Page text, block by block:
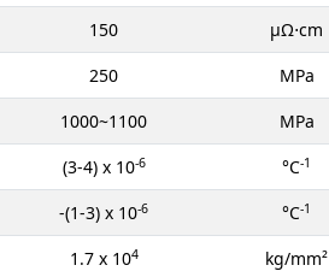
150
μΩ⋅cm
250
MPa
1000~1100
MPa
(3-4) x 10-6 °C-1
-(1-3) x 10-6 °C-1
1.7 x 104 kg/mm²